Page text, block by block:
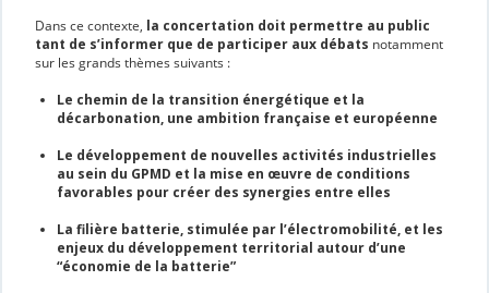
Dans ce contexte, la concertation doit permettre au public
tant de s’informer que de participer aux débats notamment
sur les grands thèmes suivants :
Le chemin de la transition énergétique et la
décarbonation, une ambition française et européenne
Le développement de nouvelles activités industrielles
au sein du GPMD et la mise en œuvre de conditions
favorables pour créer des synergies entre elles
La filière batterie, stimulée par l’électromobilité, et les
enjeux du développement territorial autour d’une
“économie de la batterie”